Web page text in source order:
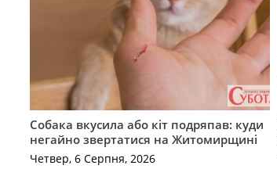
Собака вкусила або кіт подряпав: куди
негайно звертатися на Житомирщині
Четвер, 6 Серпня, 2026